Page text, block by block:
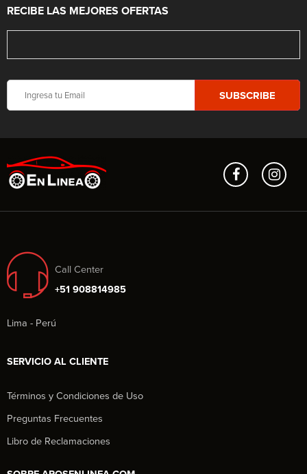
RECIBE LAS MEJORES OFERTAS
Call Center
+51 908814985
Lima - Perú
SERVICIO AL CLIENTE
Términos y Condiciones de Uso
Preguntas Frecuentes
Libro de Reclamaciones